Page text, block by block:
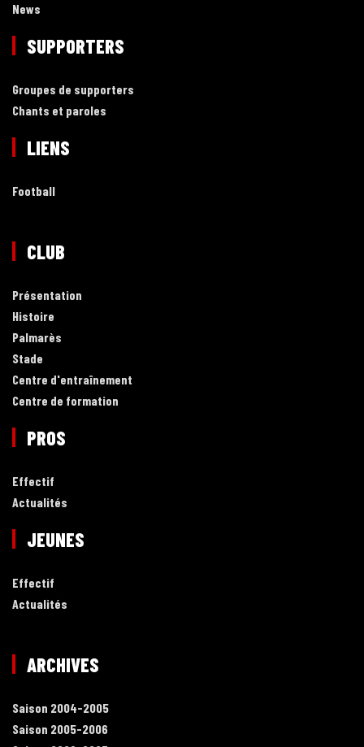
News
SUPPORTERS
Groupes de supporters
Chants et paroles
LIENS
Football
CLUB
Présentation
Histoire
Palmarès
Stade
Centre d'entraînement
Centre de formation
PROS
Effectif
Actualités
JEUNES
Effectif
Actualités
ARCHIVES
Saison 2004-2005
Saison 2005-2006